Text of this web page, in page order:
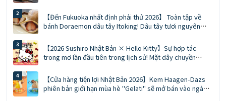
【Đến Fukuoka nhất định phải thử 2026】 Toàn tập về
bánh Doraemon dâu tây Itoking! Dâu tây tươi nguyên
【2026 Sushiro Nhật Bản × Hello Kitty】Sự hợp tác
trong mơ lần đầu tiên trong lịch sử! Mặt dây chuyền
về 5 cửa hàng chủ đề
【Cửa hàng tiện lợi Nhật Bản 2026】Kem Haagen-Dazs
phiên bản giới hạn mùa hè "Gelati" sẽ mở bán vào ngày